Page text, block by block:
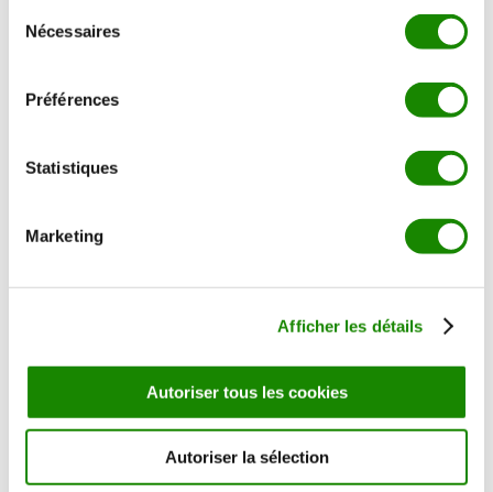
Nécessaires
Préférences
Statistiques
Marketing
Afficher les détails
Autoriser tous les cookies
Autoriser la sélection
OFFRES GOURMANDES
VIANDES D'EXCEPTION
BARBECUE D'EXCEPTION ☀️
LES INCONTOURNABLES
ÉPICERIE FINE